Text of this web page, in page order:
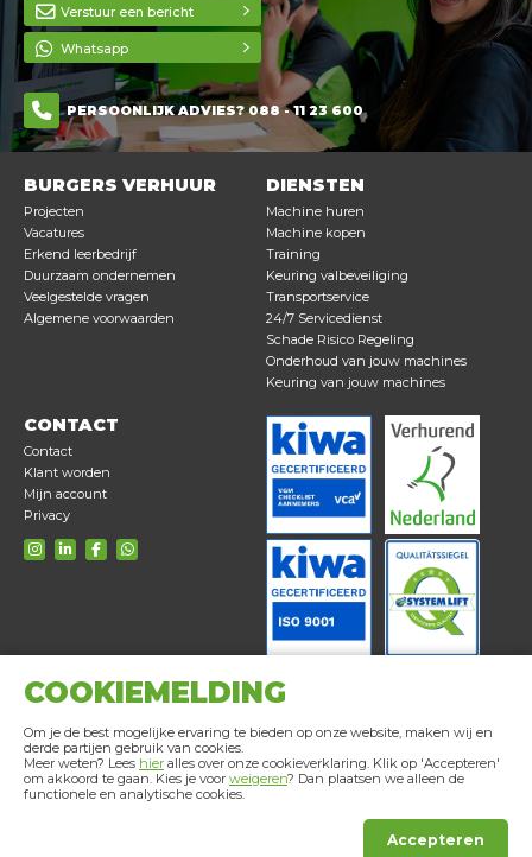
Verstuur een bericht
Whatsapp
PERSOONLIJK ADVIES? 088 - 11 23 600
BURGERS VERHUUR
Projecten
Vacatures
Erkend leerbedrijf
Duurzaam ondernemen
Veelgestelde vragen
Algemene voorwaarden
DIENSTEN
Machine huren
Machine kopen
Training
Keuring valbeveiliging
Transportservice
24/7 Servicedienst
Schade Risico Regeling
Onderhoud van jouw machines
Keuring van jouw machines
CONTACT
Contact
Klant worden
Mijn account
Privacy
COOKIEMELDING
Om je de best mogelijke ervaring te bieden op onze website, maken wij en
derde partijen gebruik van cookies.
Meer weten? Lees hier alles over onze cookieverklaring. Klik op 'Accepteren'
om akkoord te gaan. Kies je voor weigeren? Dan plaatsen we alleen de
functionele en analytische cookies.
Accepteren